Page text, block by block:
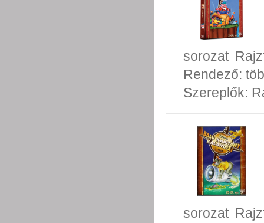
sorozat
Rendező:
Szereplők:
sorozat